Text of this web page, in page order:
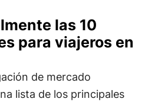
las 10
para viajeros en
de mercado
lista de los principales